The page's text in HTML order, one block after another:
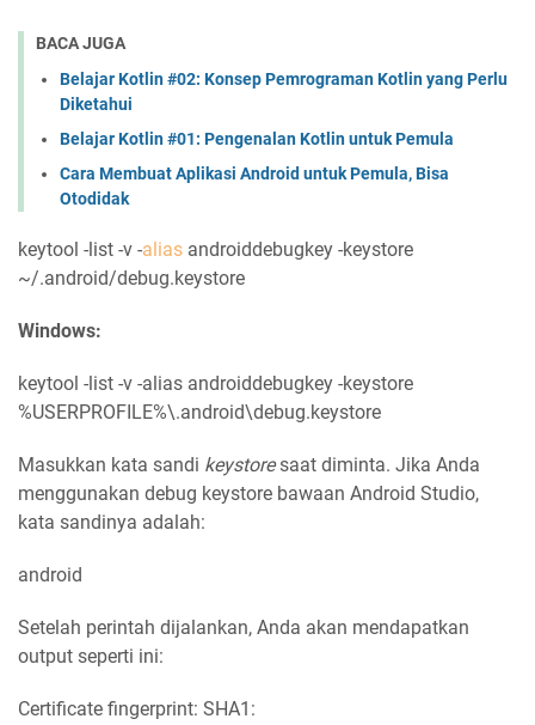
BACA JUGA
Belajar Kotlin #02: Konsep Pemrograman Kotlin yang Perlu
Diketahui
Belajar Kotlin #01: Pengenalan Kotlin untuk Pemula
Cara Membuat Aplikasi Android untuk Pemula, Bisa
Otodidak
keytool -list -v -alias androiddebugkey -keystore
~/.android/debug.keystore
Windows:
keytool -list -v -alias androiddebugkey -keystore
%USERPROFILE%\.android\debug.keystore
Masukkan kata sandi keystoresaat diminta. Jika Anda
menggunakan debug keystore bawaan Android Studio,
kata sandinya adalah:
android
Setelah perintah dijalankan, Anda akan mendapatkan
output seperti ini:
Certificate fingerprint: SHA1: